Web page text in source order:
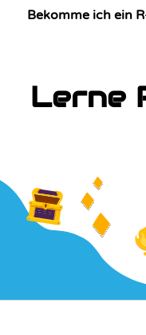
Bekomme ich ein
Lerne